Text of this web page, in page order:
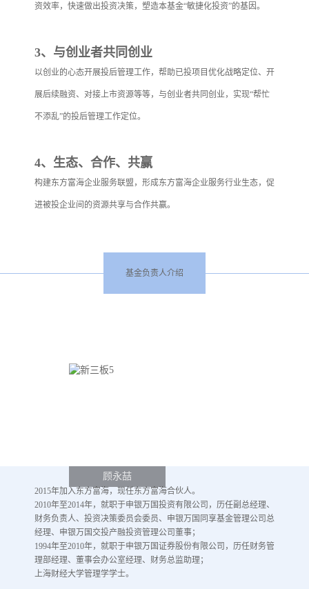
资效率，快速做出投资决策，塑造本基金“敏捷化投资”的基因。
3、与创业者共同创业
以创业的心态开展投后管理工作，帮助已投项目优化战略定位、开
展后续融资、对接上市资源等等，与创业者共同创业，实现“帮忙
不添乱”的投后管理工作定位。
4、生态、合作、共赢
构建东方富海企业服务联盟，形成东方富海企业服务行业生态，促
进被投企业间的资源共享与合作共赢。
基金负责人介绍
顾永喆
2015年加入东方富海，现任东方富海合伙人。
2010年至2014年，就职于申银万国投资有限公司，历任副总经理、
财务负责人、投资决策委员会委员、申银万国同享基金管理公司总
经理、申银万国交投产融投资管理公司董事；
1994年至2010年，就职于申银万国证券股份有限公司，历任财务管
理部经理、董事会办公室经理、财务总监助理；
上海财经大学管理学学士。